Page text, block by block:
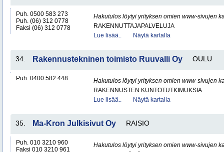
Puh. 0500 583 273
Puh. (06) 312 0778
Faksi (06) 312 0778
Hakutulos löytyi yrityksen omien www-sivujen
RAKENNUTTAJAPALVELUJA
Lue lisää..
Näytä kartalla
34. Rakennustekninen toimisto Ruuvalli Oy OULU
Puh. 0400 582 448
Hakutulos löytyi yrityksen omien www-sivujen
RAKENNUSTEN KUNTOTUTKIMUKSIA
Lue lisää..
Näytä kartalla
35. Ma-Kron Julkisivut Oy RAISIO
Puh. 010 3210 960
Faksi 010 3210 961
Hakutulos löytyi yrityksen omien www-sivujen